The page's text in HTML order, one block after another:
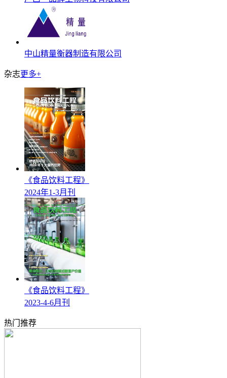
中山精量衡器制造有限公司
杂志更多+
《食品饮料工程》
2024年1-3月刊
《食品饮料工程》
2023-4-6月刊
热门推荐